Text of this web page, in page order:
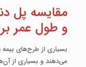
مقایسه پل
و طول عمر
بسیاری از طرح‌های
می‌دهند و بسیاری از